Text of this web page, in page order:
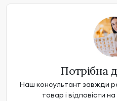
Потрібна
Наш консультант завжди
товар і відповісти